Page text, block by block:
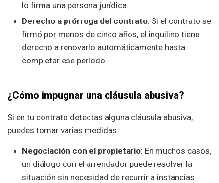
lo firma una persona jurídica.
Derecho a prórroga del contrato: Si el contrato se
firmó por menos de cinco años, el inquilino tiene
derecho a renovarlo automáticamente hasta
completar ese período.
¿Cómo impugnar una cláusula abusiva?
Si en tu contrato detectas alguna cláusula abusiva,
puedes tomar varias medidas:
Negociación con el propietario: En muchos casos,
un diálogo con el arrendador puede resolver la
situación sin necesidad de recurrir a instancias